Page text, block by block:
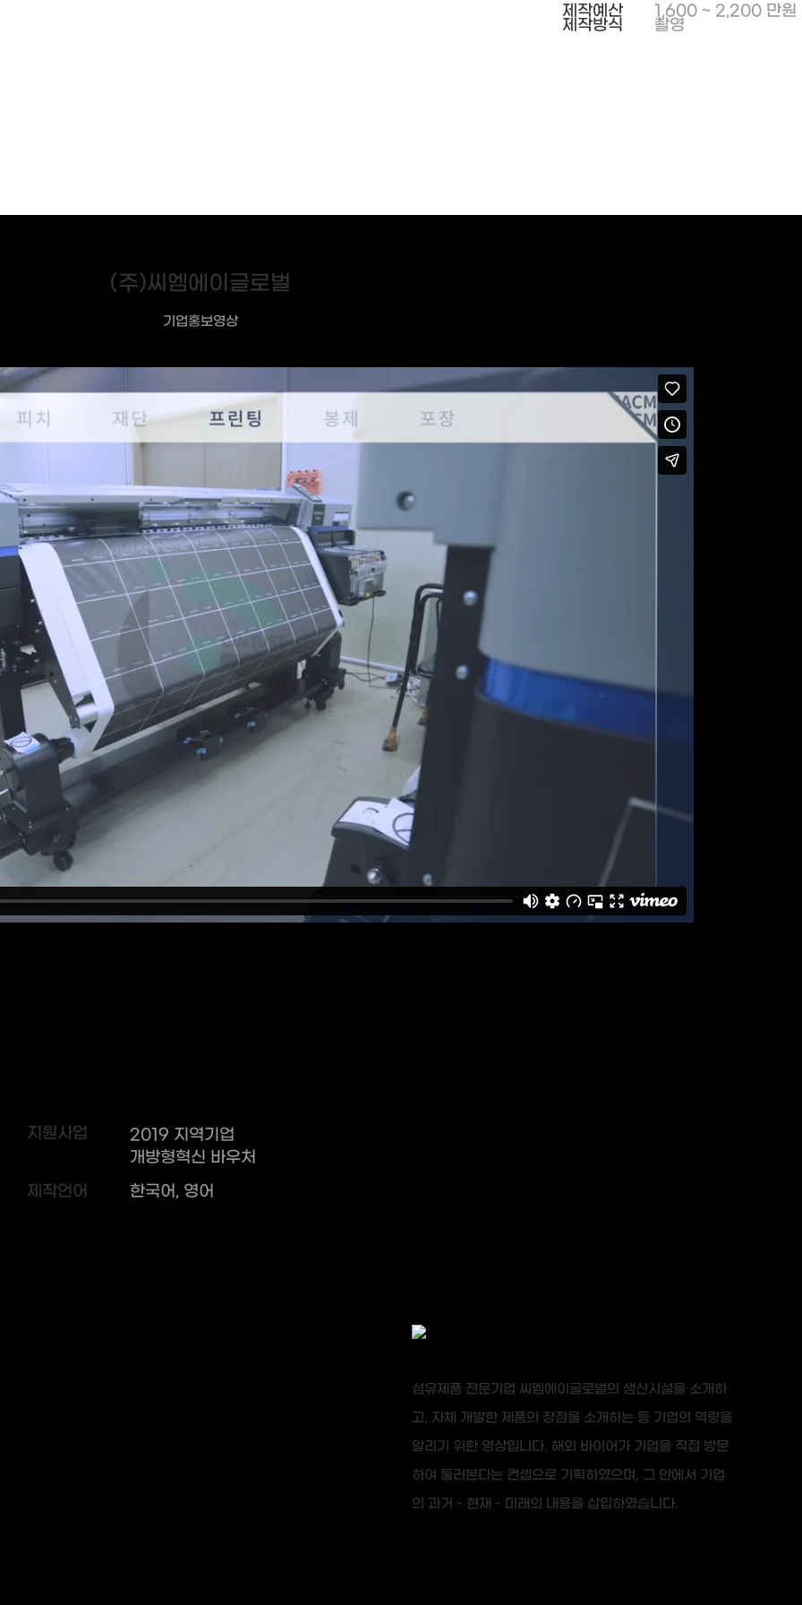
(주)씨엠에이글로벌
기업홍보영상
지원사업
2019 지역기업
개방형혁신 바우처
제작예산 1,600 ~ 2,200 만원
제작언어 한국어, 영어
제작방식 촬영
섬유제품 전문기업 씨엠에이글로벌의 생산시설을 소개하
고, 자체 개발한 제품의 장점을 소개하는 등 기업의 역량을
알리기 위한 영상입니다. 해외 바이어가 기업을 직접 방문
하여 둘러본다는 컨셉으로 기획하였으며, 그 안에서 기업
의 과거 - 현재 - 미래의 내용을 삽입하였습니다.